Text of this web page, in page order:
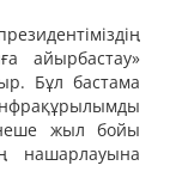
айырбастау»
Бұл бастама
жыл бойы
нашарлауына